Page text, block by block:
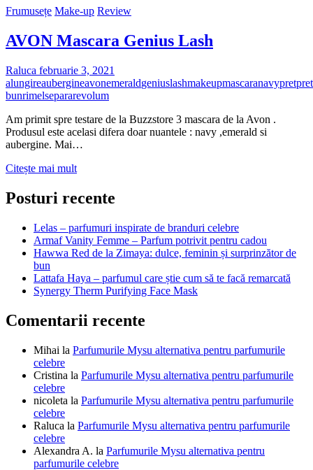
Frumusețe Make-up Review
AVON Mascara Genius Lash
Raluca februarie 3, 2021
alungireaubergineavonemeraldgeniuslashmakeupmascaranavypretpret
bunrimelsepararevolum
Am primit spre testare de la Buzzstore 3 mascara de la Avon .
Produsul este acelasi difera doar nuantele : navy ,emerald si
aubergine. Mai…
Citește mai multAVON
Genius
Lash
Posturi recente
Lelas – parfumuri inspirate de branduri celebre
Armaf Vanity Femme – Parfum potrivit pentru cadou
Hawwa Red de la Zimaya: dulce, feminin și surprinzător de
bun
Lattafa Haya – parfumul care știe cum să te facă remarcată
Synergy Therm Purifying Face Mask
Comentarii recente
Mihai la Parfumurile Mysu alternativa pentru parfumurile
celebre
Cristina la Parfumurile Mysu alternativa pentru parfumurile
celebre
nicoleta la Parfumurile Mysu alternativa pentru parfumurile
celebre
Raluca la Parfumurile Mysu alternativa pentru parfumurile
celebre
Alexandra A. la Parfumurile Mysu alternativa pentru
parfumurile celebre